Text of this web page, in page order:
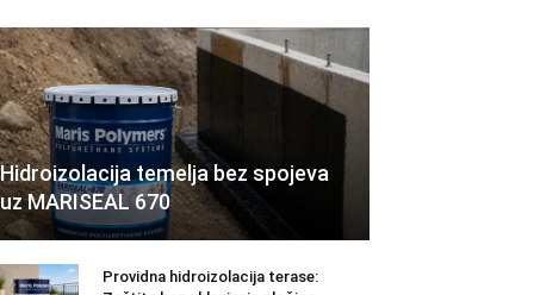
Hidroizolacija temelja bez spojeva
uz MARISEAL 670
Providna hidroizolacija terase: